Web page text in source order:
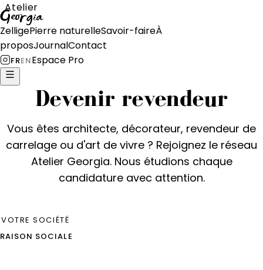
Atelier
Georgia
ZelligePierre naturelleSavoir-faireÀ
proposJournalContact
FRENEspace Pro
Devenir revendeur
Vous êtes architecte, décorateur, revendeur de
carrelage ou d'art de vivre ? Rejoignez le réseau
Atelier Georgia. Nous étudions chaque
candidature avec attention.
VOTRE SOCIÉTÉ
RAISON SOCIALE